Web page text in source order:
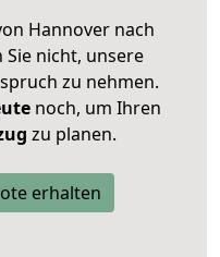
Hannover nach
nicht, unsere
zu nehmen.
noch, um Ihren
zu planen.
erhalten